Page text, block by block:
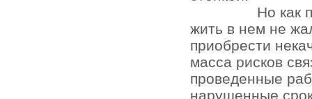
Но как
жить в нем не
приобрести
масса рисков
проведенные
нарушенные